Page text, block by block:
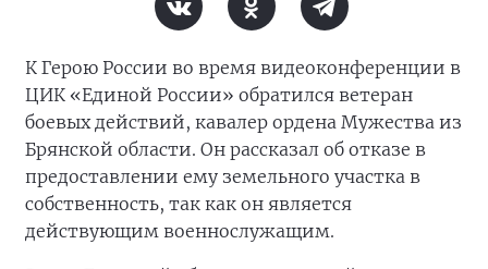
К Герою России во время видеоконференции в
ЦИК «Единой России» обратился ветеран
боевых действий, кавалер ордена Мужества из
Брянской области. Он рассказал об отказе в
предоставлении ему земельного участка в
собственность, так как он является
действующим военнослужащим.